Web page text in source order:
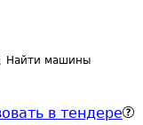
Найти машины
в тендере